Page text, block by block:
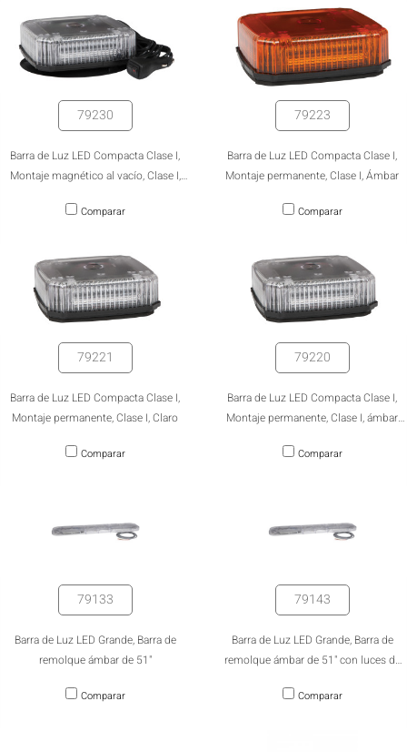
79230
Barra de Luz LED Compacta Clase I,
Montaje magnético al vacío, Clase I,
Comparar
79223
Barra de Luz LED Compacta Clase I,
Montaje permanente, Clase I, Ámbar
Comparar
79221
Barra de Luz LED Compacta Clase I,
Montaje permanente, Clase I, Claro
Comparar
79220
Barra de Luz LED Compacta Clase I,
Montaje permanente, Clase I, ámbar
Comparar
79133
Barra de Luz LED Grande, Barra de
remolque ámbar de 51"
Comparar
79143
Barra de Luz LED Grande, Barra de
remolque ámbar de 51" con luces de
de trabajo.
Comparar